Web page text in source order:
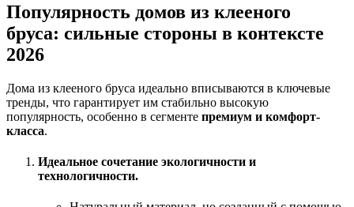
Популярность домов из клееного
бруса: сильные стороны в контексте
2026
Дома из клееного бруса идеально вписываются в ключевые
тренды, что гарантирует им стабильно высокую
популярность, особенно в сегменте премиум и комфорт-
класса.
Идеальное сочетание экологичности и
технологичности.